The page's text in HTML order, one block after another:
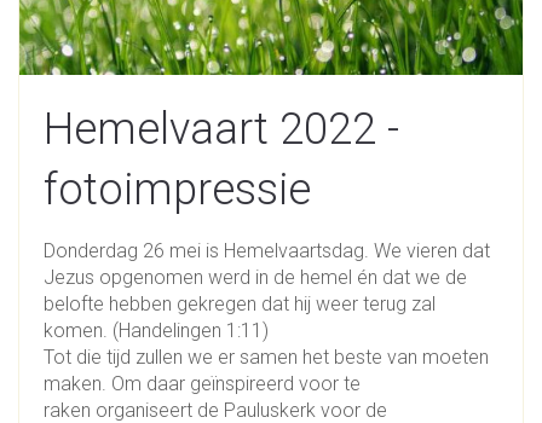
Hemelvaart 2022 -
fotoimpressie
Donderdag 26 mei is Hemelvaartsdag. We vieren dat
Jezus opgenomen werd in de hemel én dat we de
belofte hebben gekregen dat hij weer terug zal
komen. (Handelingen 1:11)
Tot die tijd zullen we er samen het beste van moeten
maken. Om daar geïnspireerd voor te
raken organiseert de Pauluskerk voor de